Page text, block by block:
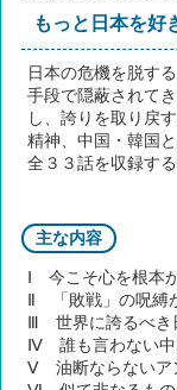
もっと日本を好
日本の危機を脱す
手段で隠蔽されて
し、誇りを取り戻
精神、中国・韓国
全３３話を収録する
主な内容
Ⅰ 今こそ心を根本
Ⅱ 「敗戦」の呪縛
Ⅲ 世界に誇るべき
Ⅳ 誰も言わない中
Ⅴ 油断ならないア